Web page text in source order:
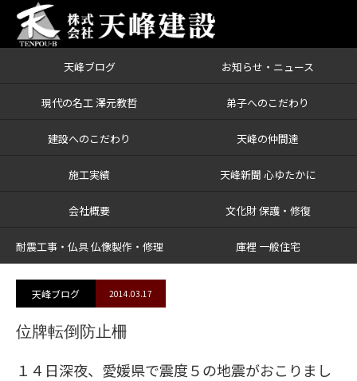
天峰ブログ お知らせ・ニュース
現代の名工 澤元教哲 弟子へのこだわり
建設へのこだわり 天峰の仲間達
施工実績 天峰新聞 心ゆたかに
会社概要 文化財 保護・修復
耐震工事・仏具 仏像製作・修理 庫裡 一般住宅
ブログ 位牌転倒防止柵
天峰ブログ 2014.03.17
位牌転倒防止柵
１４日深夜、愛媛県で震度５の地震がおこりまし